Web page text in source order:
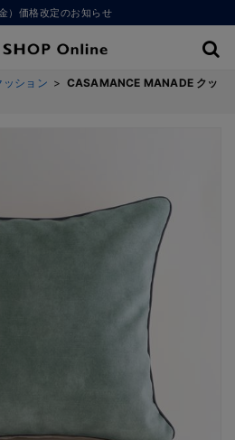
）価格改定のお知らせ
ッション > CASAMANCE MANADE クッ